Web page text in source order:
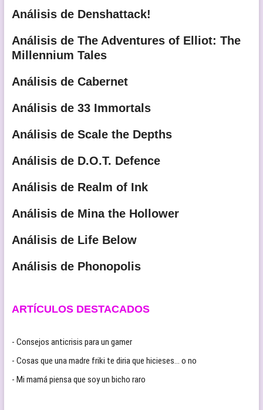
Análisis de Denshattack!
Análisis de The Adventures of Elliot: The
Millennium Tales
Análisis de Cabernet
Análisis de 33 Immortals
Análisis de Scale the Depths
Análisis de D.O.T. Defence
Análisis de Realm of Ink
Análisis de Mina the Hollower
Análisis de Life Below
Análisis de Phonopolis
ARTÍCULOS DESTACADOS
- Consejos anticrisis para un gamer
- Cosas que una madre friki te diria que hicieses… o no
- Mi mamá piensa que soy un bicho raro